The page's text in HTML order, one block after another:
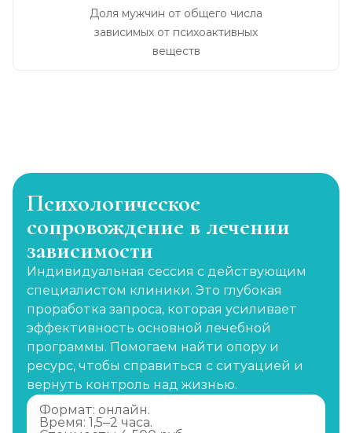
Доля мужчин от общего числа
зависимых от психоактивных
веществ
Психологическое
сопровождение в лечении
зависимости
Индивидуальная сессия с действующим
специалистом клиники. Это глубокая
проработка запроса, которая усиливает
эффективность основной лечебной
программы. Помогаем найти опору и
ресурс, чтобы справиться с ситуацией и
вернуть контроль над жизнью.
Формат: онлайн.
Время: 1,5–2 часа.